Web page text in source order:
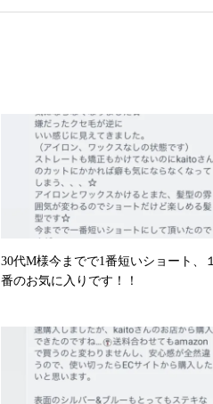
30代M様今までで1番短いショート、１
番のお気に入りです！！